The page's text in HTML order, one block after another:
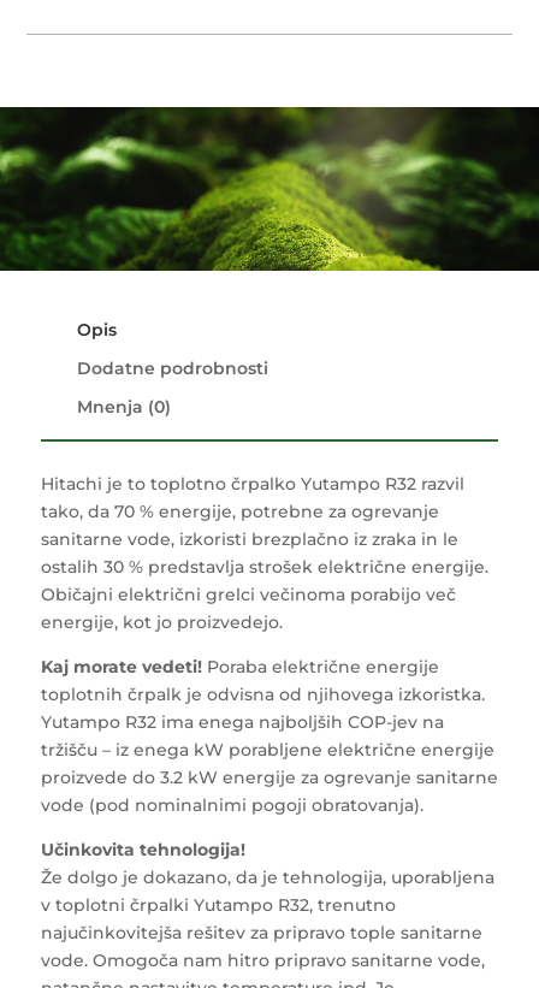
Opis
Dodatne podrobnosti
Mnenja (0)
Hitachi je to toplotno črpalko Yutampo R32 razvil
tako, da 70 % energije, potrebne za ogrevanje
sanitarne vode, izkoristi brezplačno iz zraka in le
ostalih 30 % predstavlja strošek električne energije.
Običajni električni grelci večinoma porabijo več
energije, kot jo proizvedejo.
Kaj morate vedeti! Poraba električne energije
toplotnih črpalk je odvisna od njihovega izkoristka.
Yutampo R32 ima enega najboljših COP-jev na
tržišču – iz enega kW porabljene električne energije
proizvede do 3.2 kW energije za ogrevanje sanitarne
vode (pod nominalnimi pogoji obratovanja).
Učinkovita tehnologija!
Že dolgo je dokazano, da je tehnologija, uporabljena
v toplotni črpalki Yutampo R32, trenutno
najučinkovitejša rešitev za pripravo tople sanitarne
vode. Omogoča nam hitro pripravo sanitarne vode,